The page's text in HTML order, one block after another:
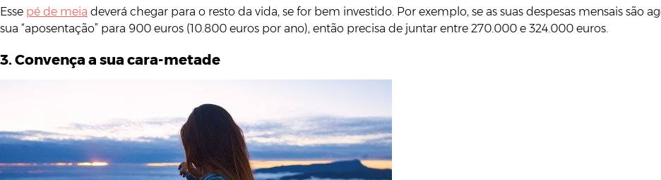
Esse pé de meia deverá chegar para o resto da vida, se for bem investido. Por exemplo, se as suas despesas mensais são
sua “aposentação” para 900 euros (10.800 euros por ano), então precisa de juntar entre 270.000 e 324.000 euros.
3. Convença a sua cara-metade